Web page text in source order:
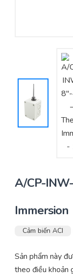
Cung cấp
Tư vấn –
Tư vấn
Thi công –
A/CP-
Immersion
Cảm biến ACI
Sản phẩm này
theo điều khoản